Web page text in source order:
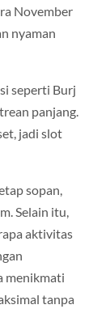
November
nyaman
seperti Burj
panjang.
jadi slot
sopan,
Selain itu,
aktivitas
menikmati
tanpa